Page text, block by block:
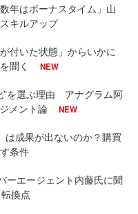
年はボーナスタイム」山
キルアップ
付いた状態」からいかに
聞く
NEW
”を選ぶ理由 アナグラム阿
メント論
NEW
は成果が出ないのか？購買
条件
ーエージェント内藤氏に聞
換点